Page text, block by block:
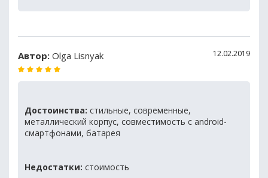
Автор: Olga Lisnyak 12.02.2019
Достоинства: стильные, современные,
металлический корпус, совместимость с android-
смартфонами, батарея
Недостатки: стоимость